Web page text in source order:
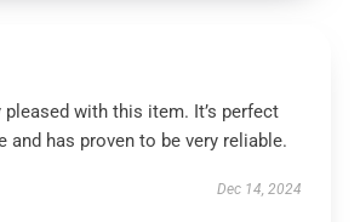
with this item. It’s perfect
and has proven to be very reliable.
Dec 14, 2024